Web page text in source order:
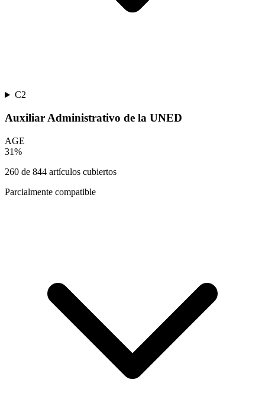
C2
Auxiliar Administrativo de la UNED
AGE
31%
260 de 844 artículos cubiertos
Parcialmente compatible